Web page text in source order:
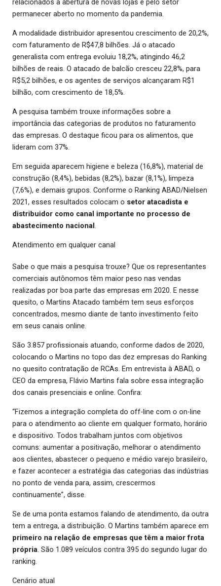
relacionados à abertura de novas lojas e pelo setor
permanecer aberto no momento da pandemia.
A modalidade distribuidor apresentou crescimento de 20,2%,
com faturamento de R$47,8 bilhões. Já o atacado
generalista com entrega evoluiu 18,2%, atingindo 46,2
bilhões de reais. O atacado de balcão cresceu 22,8%, para
R$5,2 bilhões, e os agentes de serviços alcançaram R$1
bilhão, com crescimento de 18,5%.
A pesquisa também trouxe informações sobre a
importância das categorias de produtos no faturamento
das empresas. O destaque ficou para os alimentos, que
lideram com 37%.
Em seguida aparecem higiene e beleza (16,8%), material de
construção (8,4%), bebidas (8,2%), bazar (8,1%), limpeza
(7,6%), e demais grupos. Conforme o Ranking ABAD/Nielsen
2021, esses resultados colocam o setor atacadista e
distribuidor como canal importante no processo de
abastecimento nacional.
Atendimento em qualquer canal
Sabe o que mais a pesquisa trouxe? Que os representantes
comerciais autônomos têm maior peso nas vendas
realizadas por boa parte das empresas em 2020. E nesse
quesito, o Martins Atacado também tem seus esforços
concentrados, mesmo diante de tanto investimento feito
em seus canais online.
São 3.857 profissionais atuando, conforme dados de 2020,
colocando o Martins no topo das dez empresas do Ranking
no quesito contratação de RCAs. Em entrevista à ABAD, o
CEO da empresa, Flávio Martins fala sobre essa integração
dos canais presenciais e online. Confira:
“Fizemos a integração completa do off-line com o on-line
para o atendimento ao cliente em qualquer formato, horário
e dispositivo. Todos trabalham juntos com objetivos
comuns: aumentar a positivação, melhorar o atendimento
aos clientes, abastecer o pequeno e médio varejo brasileiro,
e fazer acontecer a estratégia das categorias das indústrias
no ponto de venda para, assim, crescermos
continuamente”, disse.
Se de uma ponta estamos falando de atendimento, da outra
tem a entrega, a distribuição. O Martins também aparece em
primeiro na relação de empresas que têm a maior frota
própria. São 1.089 veículos contra 395 do segundo lugar do
ranking.
Cenário atual